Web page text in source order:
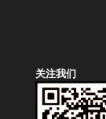
关注我们